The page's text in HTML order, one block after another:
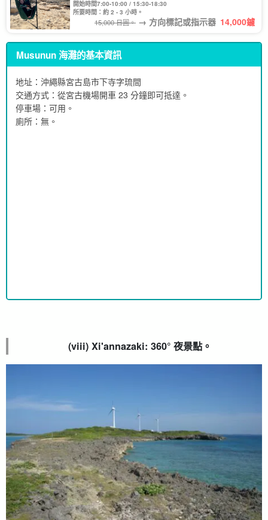
開始時間7:00-10:00 / 15:30-18:30
所要時間：約 2 - 3 小時。
15,000 日圓。 → 方向標記或指示器 14,000鑢
Musunun 海灘的基本資訊
地址：沖繩縣宮古島市下寺字琉間
交通方式：從宮古機場開車 23 分鐘即可抵達。
停車場：可用。
廁所：無。
(viii) Xi'annazaki: 360° 夜景點。